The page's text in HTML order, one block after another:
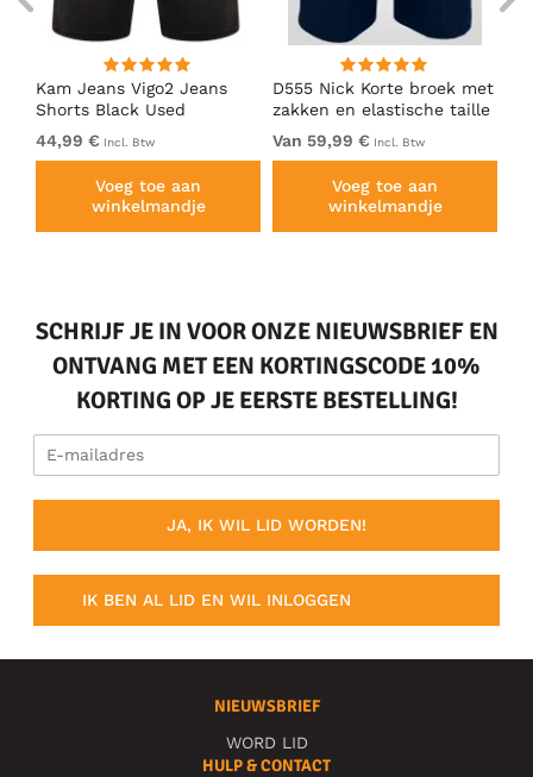
Kam Jeans Vigo2 Jeans
Shorts Black Used
44,99 € Incl. Btw
Voeg toe aan
winkelmandje
D555 Nick Korte broek met
zakken en elastische taille
Donkerblauw
Van 59,99 € Incl. Btw
Voeg toe aan
winkelmandje
SCHRIJF JE IN VOOR ONZE NIEUWSBRIEF EN
ONTVANG MET EEN KORTINGSCODE 10%
KORTING OP JE EERSTE BESTELLING!
JA, IK WIL LID WORDEN!
IK BEN AL LID EN WIL INLOGGEN
NIEUWSBRIEF
WORD LID
HULP & CONTACT